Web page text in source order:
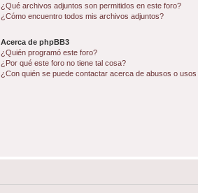
¿Qué archivos adjuntos son permitidos en este foro?
¿Cómo encuentro todos mis archivos adjuntos?
Acerca de phpBB3
¿Quién programó este foro?
¿Por qué este foro no tiene tal cosa?
¿Con quién se puede contactar acerca de abusos o